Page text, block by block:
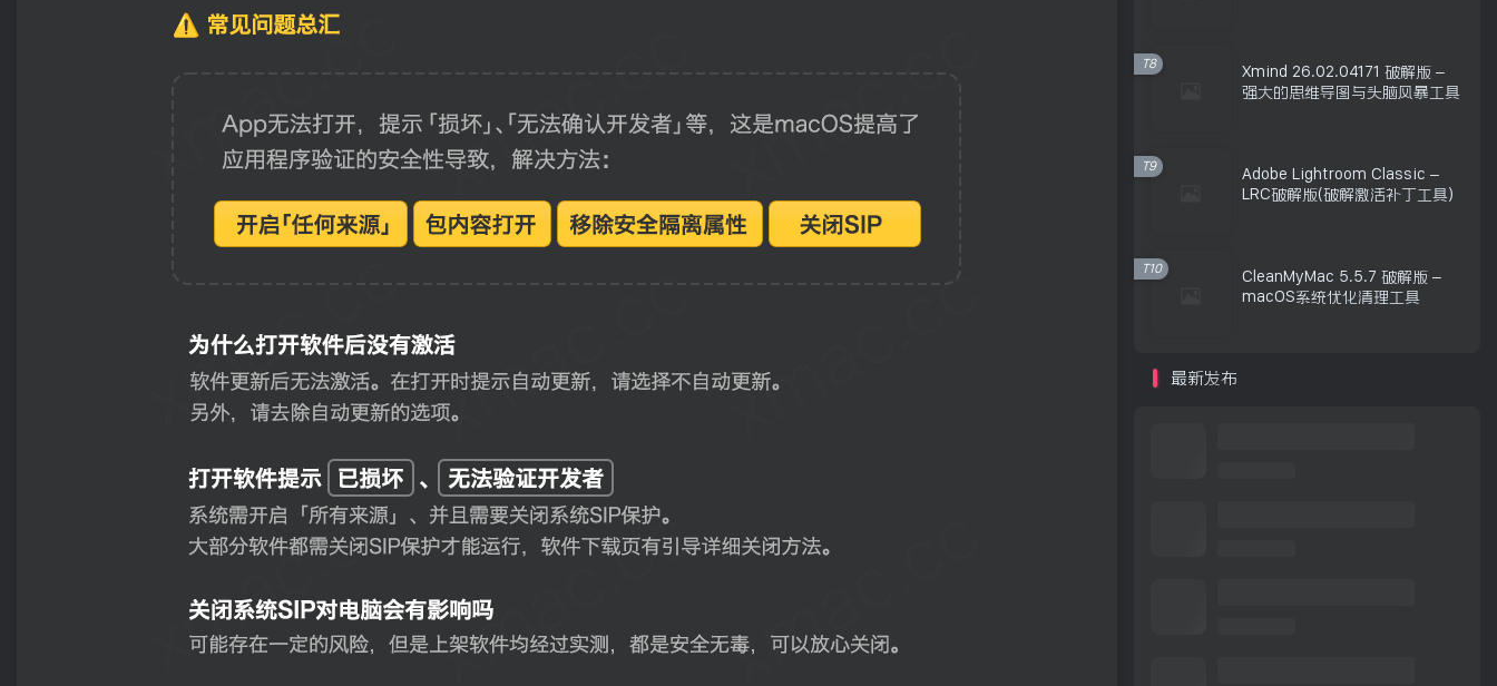
Xmind 26.02.04171 破解版 –
强大的思维导图与头脑风暴工具
T8
Adobe Lightroom Classic –
LRC破解版(破解激活补丁工具)
T9
CleanMyMac 5.5.7 破解版 –
macOS系统优化清理工具
T10
最新发布